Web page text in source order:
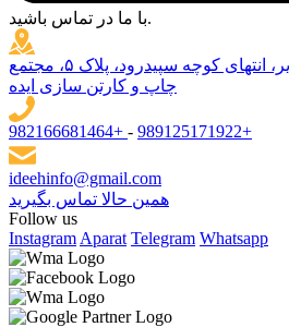
با ما در تماس باشید.
تهران، شاد آباد، بلوار الغدیر، انتهای کوچه سپیدرود، پلاک ۵، مجتمع
چاپ و کارتن سازی ایده
982166681464+ - 989125171922+
ideehinfo@gmail.com
همین حالا تماس بگیرید
Follow us
InstagramAparat Telegram Whatsapp